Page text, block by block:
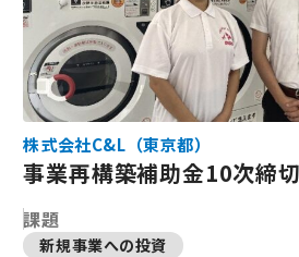
株式会社C&L（東京都）
事業再構築補助金10次締
課題
新規事業への投資